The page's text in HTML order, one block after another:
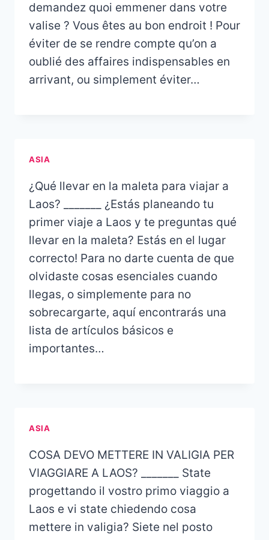
demandez quoi emmener dans votre
valise ? Vous êtes au bon endroit ! Pour
éviter de se rendre compte qu’on a
oublié des affaires indispensables en
arrivant, ou simplement éviter…
ASIA
¿Qué llevar en la maleta para viajar a
Laos? _______ ¿Estás planeando tu
primer viaje a Laos y te preguntas qué
llevar en la maleta? Estás en el lugar
correcto! Para no darte cuenta de que
olvidaste cosas esenciales cuando
llegas, o simplemente para no
sobrecargarte, aquí encontrarás una
lista de artículos básicos e
importantes…
ASIA
COSA DEVO METTERE IN VALIGIA PER
VIAGGIARE A LAOS? _______ State
progettando il vostro primo viaggio a
Laos e vi state chiedendo cosa
mettere in valigia? Siete nel posto